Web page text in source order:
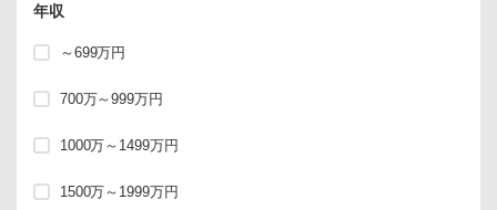
年収
～699万円
700万～999万円
1000万～1499万円
1500万～1999万円